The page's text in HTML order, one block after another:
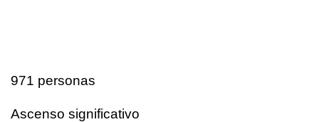
971 personas
Ascenso significativo